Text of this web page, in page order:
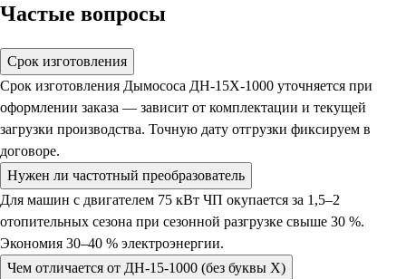
Частые вопросы
Срок изготовления
Срок изготовления Дымососа ДН-15Х-1000 уточняется при
оформлении заказа — зависит от комплектации и текущей
загрузки производства. Точную дату отгрузки фиксируем в
договоре.
Нужен ли частотный преобразователь
Для машин с двигателем 75 кВт ЧП окупается за 1,5–2
отопительных сезона при сезонной разгрузке свыше 30 %.
Экономия 30–40 % электроэнергии.
Чем отличается от ДН-15-1000 (без буквы Х)